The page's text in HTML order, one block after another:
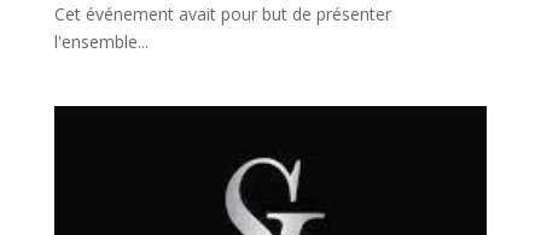
Cet événement avait pour but de présenter
l'ensemble...